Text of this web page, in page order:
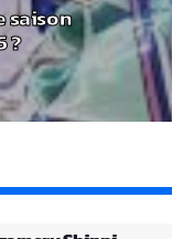
saison
?